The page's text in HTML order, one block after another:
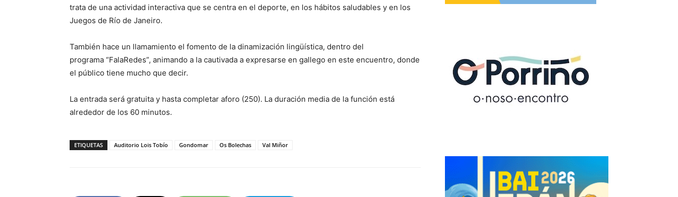
trata de una actividad interactiva que se centra en el deporte, en los hábitos saludables y en los
Juegos de Río de Janeiro.
También hace un llamamiento el fomento de la dinamización lingüística, dentro del
programa “FalaRedes”, animando a la cautivada a expresarse en gallego en este encuentro, donde
el público tiene mucho que decir.
La entrada será gratuita y hasta completar aforo (250). La duración media de la función está
alrededor de los 60 minutos.
ETIQUETAS Auditorio Lois Tobío Gondomar Os Bolechas Val Miñor